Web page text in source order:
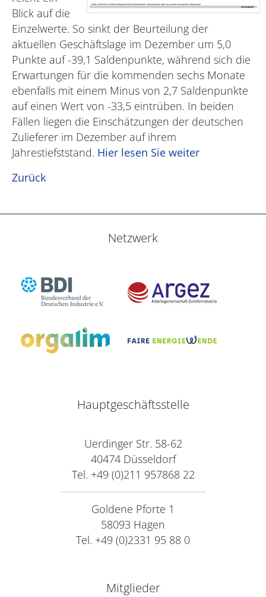
Blick auf die
Einzelwerte. So sinkt der Beurteilung der
aktuellen Geschäftslage im Dezember um 5,0
Punkte auf -39,1 Saldenpunkte, während sich die
Erwartungen für die kommenden sechs Monate
ebenfalls mit einem Minus von 2,7 Saldenpunkte
auf einen Wert von -33,5 eintrüben. In beiden
Fällen liegen die Einschätzungen der deutschen
Zulieferer im Dezember auf ihrem
Jahrestiefststand. Hier lesen Sie weiter
Zurück
Netzwerk
Hauptgeschäftsstelle
Uerdinger Str. 58-62
40474 Düsseldorf
Tel. +49 (0)211 957868 22
Goldene Pforte 1
58093 Hagen
Tel. +49 (0)2331 95 88 0
Mitglieder